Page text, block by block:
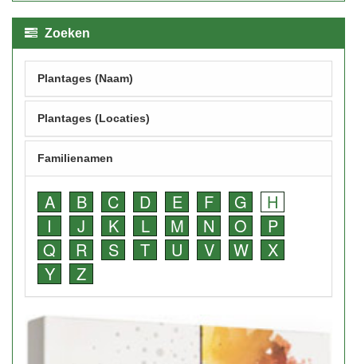
Zoeken
Plantages (Naam)
Plantages (Locaties)
Familienamen
A B C D E F G
H
I
J K L M N O
P
Q
R S T U V W
X
Y
Z